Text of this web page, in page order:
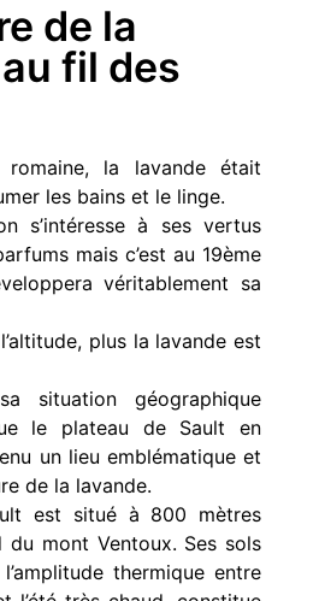
de la
fil des
romaine, la lavande était
les bains et le linge.
s’intéresse à ses vertus
mais c’est au 19ème
véritablement sa
plus la lavande est
situation géographique
le plateau de Sault en
un lieu emblématique et
de la lavande.
est situé à 800 mètres
du mont Ventoux. Ses sols
thermique entre